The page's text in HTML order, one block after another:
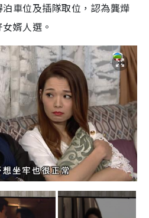
車位及插隊取位，認為龔燁
婿人選。